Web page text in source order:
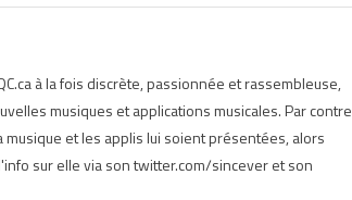
à la fois discrète, passionnée et rassembleuse,
musiques et applications musicales. Par contre
et les applis lui soient présentées, alors
sur elle via son twitter.com/sincever et son